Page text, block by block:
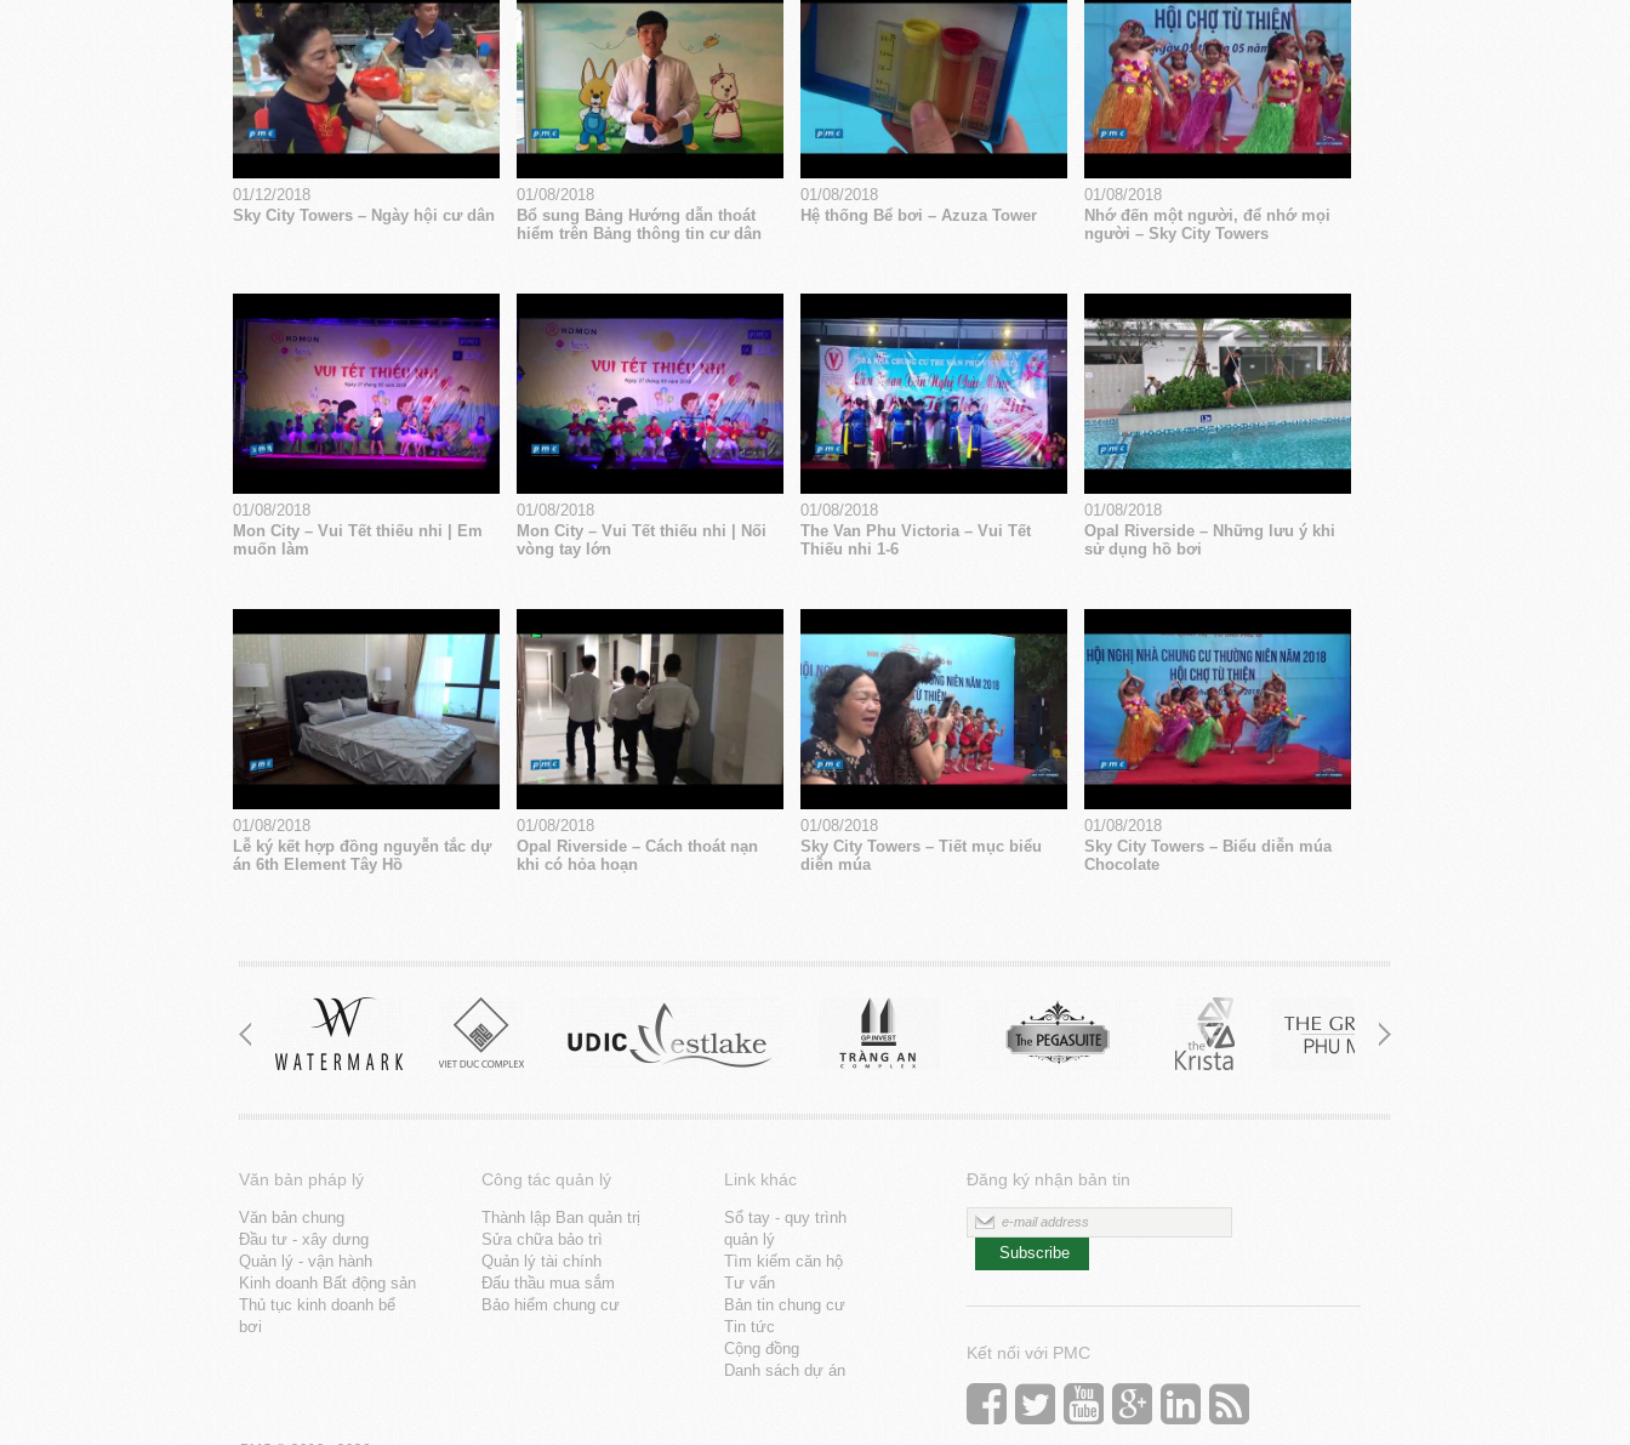
01/12/2018
Sky City Towers – Ngày hội cư dân
01/08/2018
Bổ sung Bảng Hướng dẫn thoát
hiểm trên Bảng thông tin cư dân
01/08/2018
Hệ thống Bể bơi – Azuza Tower
01/08/2018
Nhớ đến một người, để nhớ mọi
người – Sky City Towers
01/08/2018
Mon City – Vui Tết thiếu nhi | Em
muốn làm
01/08/2018
Mon City – Vui Tết thiếu nhi | Nối
vòng tay lớn
01/08/2018
The Van Phu Victoria – Vui Tết
Thiếu nhi 1-6
01/08/2018
Opal Riverside – Những lưu ý khi
sử dụng hồ bơi
01/08/2018
Lễ ký kết hợp đồng nguyễn tắc dự
án 6th Element Tây Hồ
01/08/2018
Opal Riverside – Cách thoát nạn
khi có hỏa hoạn
01/08/2018
Sky City Towers – Tiết mục biểu
diễn múa
01/08/2018
Sky City Towers – Biểu diễn múa
Chocolate
Văn bản pháp lý
Văn bản chung
Đầu tư - xây dưng
Quản lý - vận hành
Kinh doanh Bất động sản
Thủ tục kinh doanh bể
bơi
Công tác quản lý
Thành lập Ban quản trị
Sửa chữa bảo trì
Quản lý tài chính
Đấu thầu mua sắm
Bảo hiểm chung cư
Link khác
Sổ tay - quy trình
quản lý
Tìm kiếm căn hộ
Tư vấn
Bản tin chung cư
Tin tức
Cộng đồng
Danh sách dự án
Đăng ký nhận bản tin
Subscribe
Kết nối với PMC